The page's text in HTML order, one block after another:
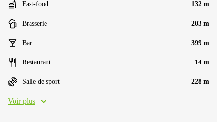
Fast-food 132 m
Brasserie 203 m
Bar 399 m
Restaurant 14 m
Salle de sport 228 m
Voir plus